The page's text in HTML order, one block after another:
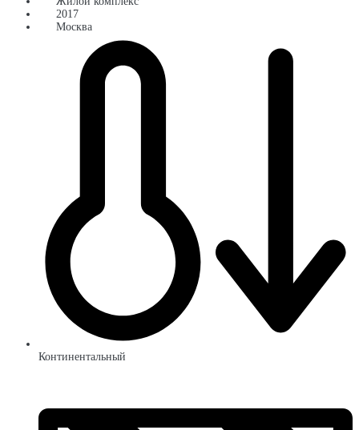
2017
Москва
Континентальный